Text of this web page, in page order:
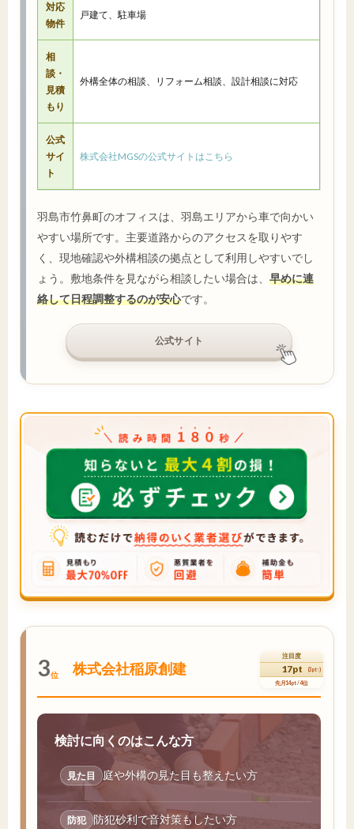
対応
物件
戸建て、駐車場
相
談・
見積
もり
外構全体の相談、リフォーム相談、設計相談に対応
公式
サイ
ト
株式会社MGSの公式サイトはこちら
羽島市竹鼻町のオフィスは、羽島エリアから車で向かい
やすい場所です。主要道路からのアクセスを取りやす
く、現地確認や外構相談の拠点として利用しやすいでし
ょう。敷地条件を見ながら相談したい場合は、 早めに連
絡して日程調整するのが安心です。
公式サイト
3位 株式会社稲原創建
注目度
17pt (3pt↑)
先月14pt / 4位
検討に向くのはこんな方
見た目 庭や外構の見た目も整えたい方
防犯 防犯砂利で音対策もしたい方